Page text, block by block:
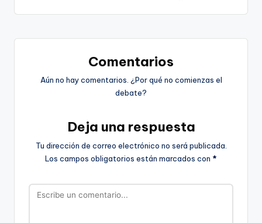
Comentarios
Aún no hay comentarios. ¿Por qué no comienzas el
debate?
Deja una respuesta
Tu dirección de correo electrónico no será publicada.
Los campos obligatorios están marcados con *